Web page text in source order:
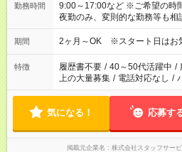
勤務時間
9:00～17:00など ※ご希望の時間帯をご相談ください。 ※日勤、
夜勤のみ、変則的な勤務等も相
期間 2ヶ月～OK ※スタート日はお
特徴 履歴書不要 / 40～50代活躍中 /
上の大量募集 / 電話対応なし /
気になる！ 応募す
掲載元企業名 株式会社スタッフサー